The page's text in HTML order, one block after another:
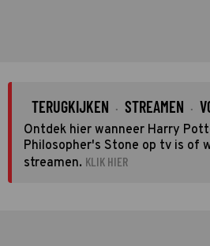
TERUGKIJKEN · STREAMEN ·
Ontdek hier wanneer Harry
Philosopher's Stone op tv is of
streamen. KLIK HIER